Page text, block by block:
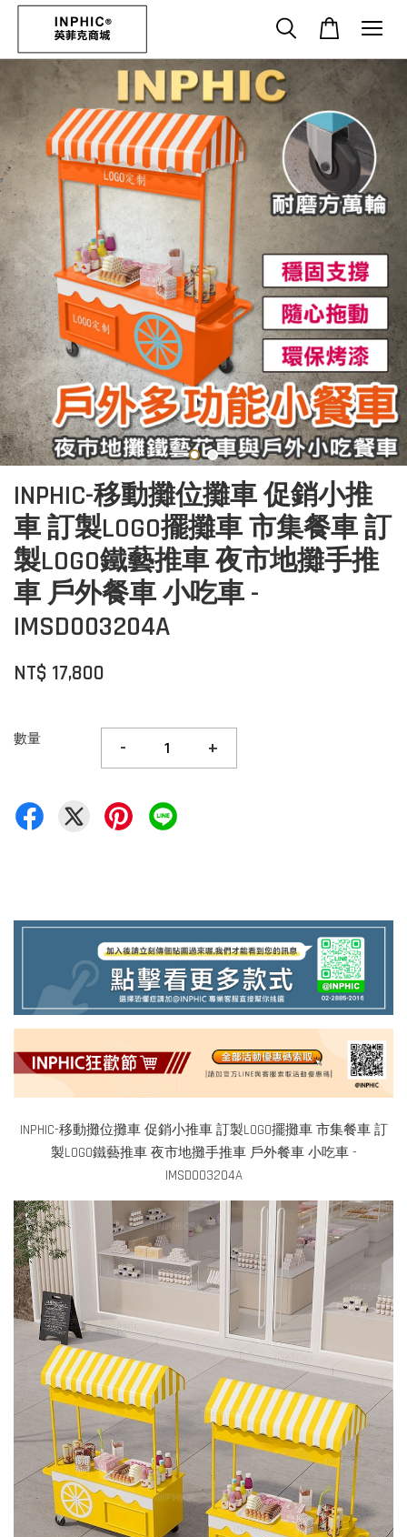
INPHIC-移動攤位攤車 促銷小推
車 訂製LOGO擺攤車 市集餐車 訂
製LOGO鐵藝推車 夜市地攤手推
車 戶外餐車 小吃車 -
IMSD003204A
NT$ 17,800
數量 - +
INPHIC-移動攤位攤車 促銷小推車 訂製LOGO擺攤車 市集餐車 訂
製LOGO鐵藝推車 夜市地攤手推車 戶外餐車 小吃車 -
IMSD003204A